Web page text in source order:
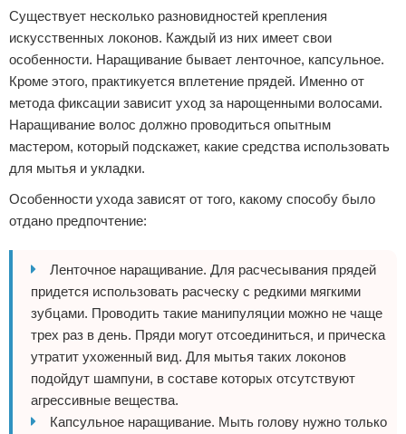
Существует несколько разновидностей крепления
искусственных локонов. Каждый из них имеет свои
особенности. Наращивание бывает ленточное, капсульное.
Кроме этого, практикуется вплетение прядей. Именно от
метода фиксации зависит уход за нарощенными волосами.
Наращивание волос должно проводиться опытным
мастером, который подскажет, какие средства использовать
для мытья и укладки.
Особенности ухода зависят от того, какому способу было
отдано предпочтение:
Ленточное наращивание. Для расчесывания прядей
придется использовать расческу с редкими мягкими
зубцами. Проводить такие манипуляции можно не чаще
трех раз в день. Пряди могут отсоединиться, и прическа
утратит ухоженный вид. Для мытья таких локонов
подойдут шампуни, в составе которых отсутствуют
агрессивные вещества.
Капсульное наращивание. Мыть голову нужно только